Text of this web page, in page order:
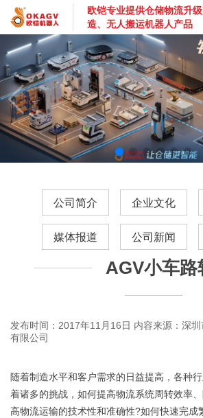
欧铠专业提供仓储物流升
造、无人搬运机器人产品
国家高新技术企业，深圳市专
公司简介 企业文化
媒体报道 公司新闻
AGV小车路
发布时间：2017年11月16日 内容来源：深
有限公司
随着制造水平和客户需求的日益提高，各种
着诸多的挑战，如何提高物流系统周转效率
高物流运输的技术性和准确性?如何快速完成